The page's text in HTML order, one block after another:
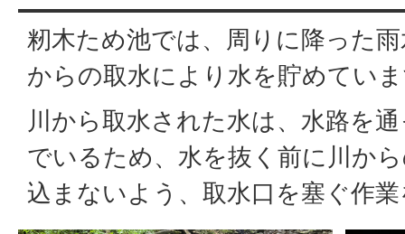
籾木ため池では、周りに降った
からの取水により水を貯めてい
川から取水された水は、水路を
でいるため、水を抜く前に川か
込まないよう、取水口を塞ぐ作